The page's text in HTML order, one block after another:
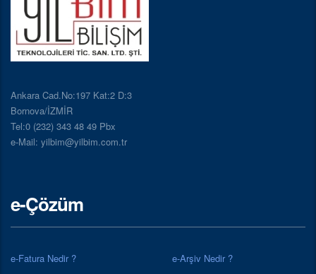
Ankara Cad.No:197 Kat:2 D:3
Bornova/İZMİR
Tel:0 (232) 343 48 49 Pbx
e-Mail: yilbim@yilbim.com.tr
e-Çözüm
e-Fatura Nedir ?
e-Arşiv Nedir ?